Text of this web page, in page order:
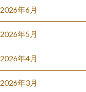
2026年6月
2026年5月
2026年4月
2026年3月